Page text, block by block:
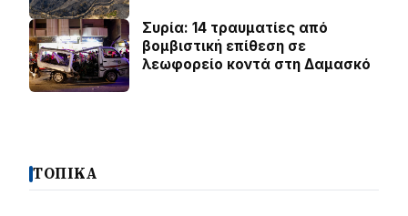
Συρία: 14 τραυματίες από
βομβιστική επίθεση σε
λεωφορείο κοντά στη Δαμασκό
ΤΟΠΙΚΑ